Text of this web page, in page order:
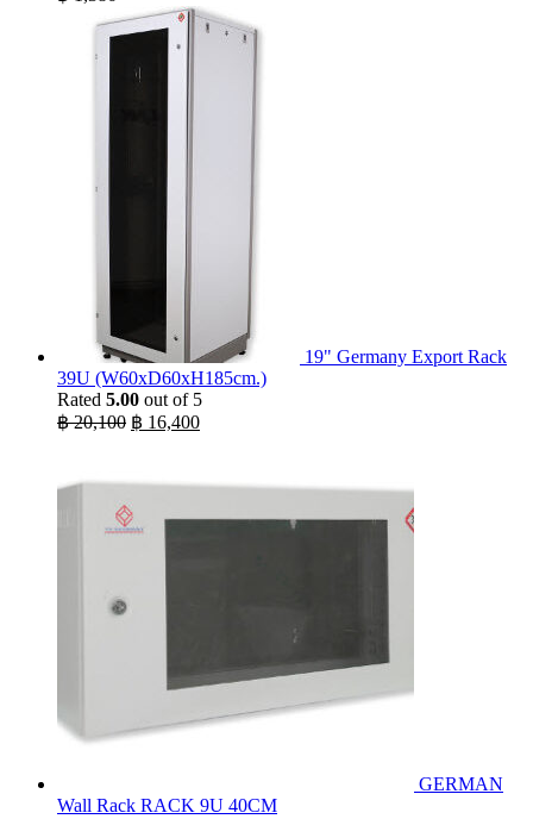
19" Germany Export Rack
39U (W60xD60xH185cm.)
Rated 5.00 out of 5
฿20,100 Original
฿ 20,100.
฿ 16,400Current
฿ 16,400.
GERMAN
Wall Rack RACK 9U 40CM